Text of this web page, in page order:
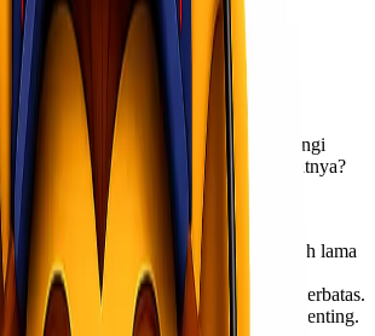
pokok
volume ini seringkali tidak diimbangi
pengiriman barang
yang matang. Akibatnya?
membengkak, hingga komplain dari
klien yang awalnya berpikir, “Ah, masih lama
masuk pertengahan Ramadan, slot
padat, dan pilihan layanan makin terbatas.
sejak awal Ramadan sangat penting.